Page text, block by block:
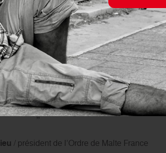
des établissements et services
et structures directement gérés à
gérées
et la finalité de tous nos
devient alors porteur d’une
/président de l’Ordre de Malte France